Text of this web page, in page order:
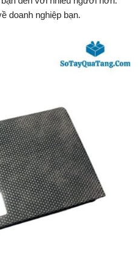
doanh nghiệp bạn.